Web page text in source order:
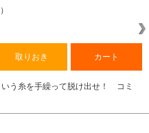
取りおき カート
う糸を手繰って脱け出せ！ コミ